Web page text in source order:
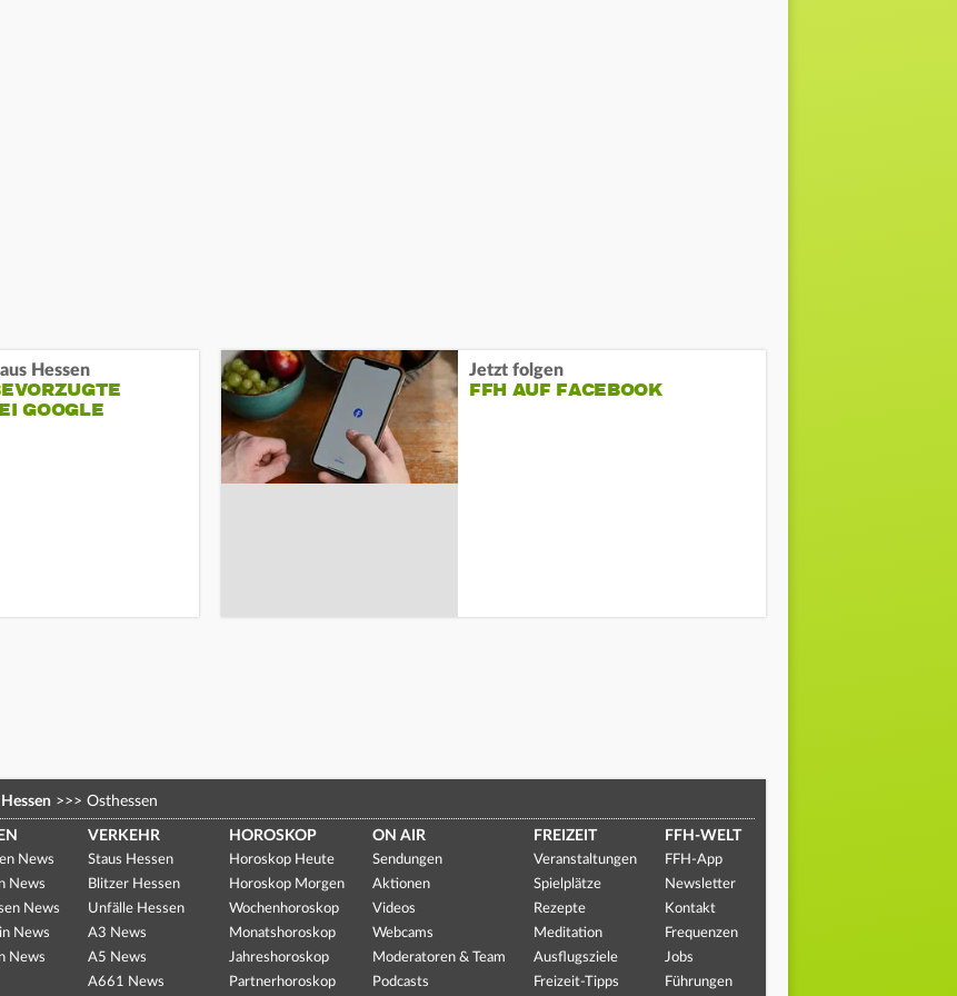
Hessen
GOOGLE
Jetzt folgen
FFH AUF FACEBOOK
Hessen >>> Osthessen
News
News
News
News
News
VERKEHR
Staus Hessen
Blitzer Hessen
Unfälle Hessen
A3 News
A5 News
A661 News
HOROSKOP
Horoskop Heute
Horoskop Morgen
Wochenhoroskop
Monatshoroskop
Jahreshoroskop
Partnerhoroskop
ON AIR
Sendungen
Aktionen
Videos
Webcams
Moderatoren & Team
Podcasts
FREIZEIT
Veranstaltungen
Spielplätze
Rezepte
Meditation
Ausflugsziele
Freizeit-Tipps
FFH-WELT
FFH-App
Newsletter
Kontakt
Frequenzen
Jobs
Führungen